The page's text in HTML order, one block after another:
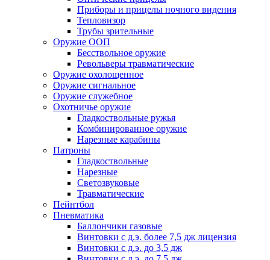
Приборы и прицелы ночного видения
Тепловизор
Трубы зрительные
Оружие ООП
Бесствольное оружие
Револьверы травматические
Оружие охолощенное
Оружие сигнальное
Оружие служебное
Охотничье оружие
Гладкоствольные ружья
Комбинированное оружие
Нарезные карабины
Патроны
Гладкоствольные
Нарезные
Светозвуковые
Травматические
Пейнтбол
Пневматика
Баллончики газовые
Винтовки с д.э. более 7,5 дж лицензия
Винтовки с д.э. до 3,5 дж